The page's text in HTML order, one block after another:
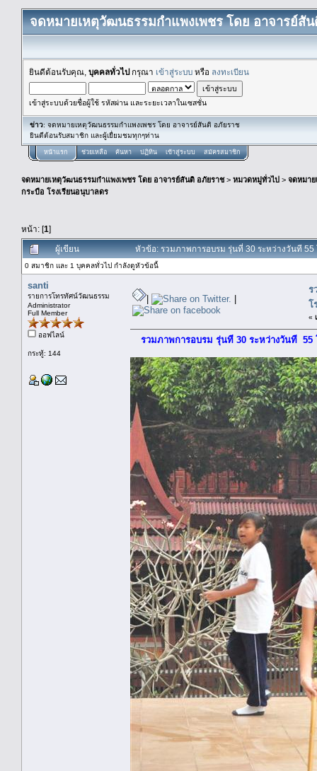
จดหมายเหตุวัฒนธรรมกำแพงเพชร โดย อาจารย์สั
ยินดีต้อนรับคุณ, บุคคลทั่วไปกรุณา เข้าสู่ระบบ หรือ ลงทะเบียน
เข้าสู่ระบบด้วยชื่อผู้ใช้ รหัสผ่าน และระยะเวลาในเซสชั่น
ข่าว: จดหมายเหตุวัฒนธรรมกำแพงเพชร โดย อาจารย์สันติ อภัยราช
ยินดีต้อนรับสมาชิก และผู้เยื่ยมชมทุกๆท่าน
หน้าแรก ช่วยเหลือ ค้นหา ปฏิทิน เข้าสู่ระบบ สมัครสมาชิก
จดหมายเหตุวัฒนธรรมกำแพงเพชร โดย อาจารย์สันติ อภัยราช> หมวดหมู่ทั่วไป > จดหมา
กระบือ โรงเรียนอนุบาลดร
หน้า: [1]
ผู้เขียน หัวข้อ: รวมภาพการอบรม รุ่นที่ 30 ระหว่างวันที
0 สมาชิก และ 1 บุคคลทั่วไป กำลังดูหัวข้อนี้
santi
รายการโทรทัศน์วัฒนธรรม
Administrator
Full Member
ออฟไลน์
กระทู้: 144
| |
ร
โ
«
รวมภาพการอบรม รุ่นที่ 30 ระหว่างวันที